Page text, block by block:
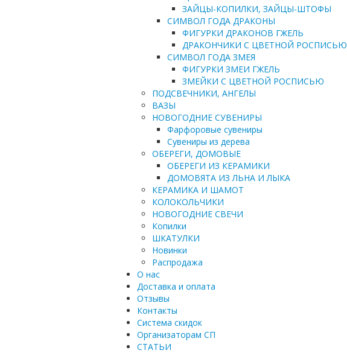
ЗАЙЦЫ-КОПИЛКИ, ЗАЙЦЫ-ШТОФЫ
СИМВОЛ ГОДА ДРАКОНЫ
ФИГУРКИ ДРАКОНОВ ГЖЕЛЬ
ДРАКОНЧИКИ С ЦВЕТНОЙ РОСПИСЬЮ
СИМВОЛ ГОДА ЗМЕЯ
ФИГУРКИ ЗМЕИ ГЖЕЛЬ
ЗМЕЙКИ С ЦВЕТНОЙ РОСПИСЬЮ
ПОДСВЕЧНИКИ, АНГЕЛЫ
ВАЗЫ
НОВОГОДНИЕ СУВЕНИРЫ
Фарфоровые сувениры
Сувениры из дерева
ОБЕРЕГИ, ДОМОВЫЕ
ОБЕРЕГИ ИЗ КЕРАМИКИ
ДОМОВЯТА ИЗ ЛЬНА И ЛЫКА
КЕРАМИКА И ШАМОТ
КОЛОКОЛЬЧИКИ
НОВОГОДНИЕ СВЕЧИ
Копилки
ШКАТУЛКИ
Новинки
Распродажа
О нас
Доставка и оплата
Отзывы
Контакты
Система скидок
Организаторам СП
СТАТЬИ